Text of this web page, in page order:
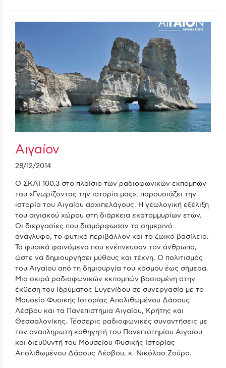
Αιγαίον
28/12/2014
Ο ΣΚΑΪ 100,3 στο πλαίσιο των ραδιοφωνικών εκπομπών
του «Γνωρίζοντας την ιστορία μας», παρουσιάζει την
ιστορία του Αιγαίου αρχιπελάγους. Η γεωλογική εξέλιξη
του αιγιακού χώρου στη διάρκεια εκατομμυρίων ετών.
Οι διεργασίες που διαμόρφωσαν το σημερινό
ανάγλυφο, το φυτικό περιβάλλον και το ζωικό βασίλειο.
Τα φυσικά φαινόμενα που ενέπνευσαν τον άνθρωπο,
ώστε να δημιουργήσει μύθους και τέχνη. Ο πολιτισμός
του Αιγαίου από τη δημιουργία του κόσμου έως σήμερα.
Μια σειρά ραδιοφωνικών εκπομπών βασισμένη στην
έκθεση του Ιδρύματος Ευγενίδου σε συνεργασία με το
Μουσείο Φυσικής Ιστορίας Απολιθωμένου Δάσους
Λέσβου και τα Πανεπιστήμια Αιγαίου, Κρήτης και
Θεσσαλονίκης. Τέσσερις ραδιοφωνικές συναντήσεις με
τον αναπληρωτή καθηγητή του Πανεπιστημίου Αιγαίου
και διευθυντή του Μουσείου Φυσικής Ιστορίας
Απολιθωμένου Δάσους Λέσβου, κ. Νικόλαο Ζούρο.